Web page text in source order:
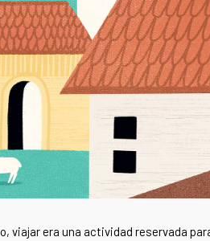
viajar era una actividad reservada